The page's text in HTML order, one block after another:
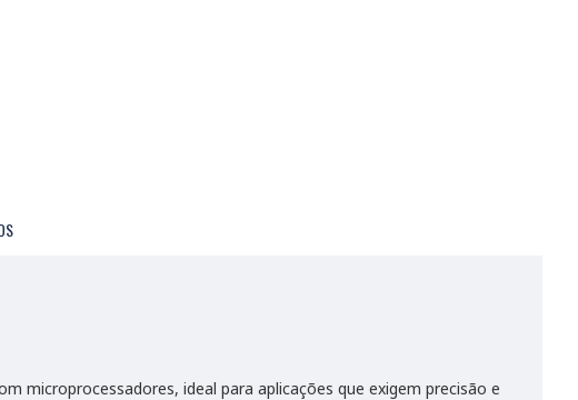
microprocessadores, ideal para aplicações que exigem precisão e